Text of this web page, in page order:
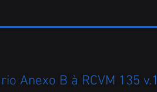
Anexo B à RCVM 135 v.1